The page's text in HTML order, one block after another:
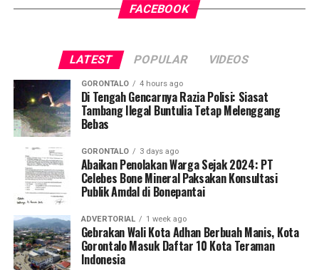
Pelaksanaan program ini didampingi secara langsung
M.Kes., dr. Siti Rakhmatia P. Th. Kum, M.Biomed., Ns. Nur
Ayun R. Yusuf, S.Kep., M.Kep., dan Ns. Sartika, S.Kep.,
M.Kep. Pendampingan akademis ini memastikan seluruh
alur intervensi medis dan edukasi berjalan sesuai standar
prosedur operasional.
Koordinator Desa KKN-PK UNG Desa Luwoo, Taufik
Mohamad Nur, menyampaikan bahwa selain mengawal
teknis pelayanan medis, mahasiswa bertindak sebagai
edukator kesehatan masyarakat.
Penyuluhan difokuskan pada pemahaman mekanisme
penularan, pengenalan gejala awal, pentingnya
FACEBOOK
LATEST POPULAR VIDEOS
GORONTALO 4 hours ago
Di Tengah Gencarnya Razia Polisi: Siasat
Tambang Ilegal Buntulia Tetap Melenggang
Bebas
GORONTALO 3 days ago
Abaikan Penolakan Warga Sejak 2024: PT
Celebes Bone Mineral Paksakan Konsultasi
Publik Amdal di Bonepantai
ADVERTORIAL 1 week ago
Gebrakan Wali Kota Adhan Berbuah Manis, Kota
Gorontalo Masuk Daftar 10 Kota Teraman
Indonesia